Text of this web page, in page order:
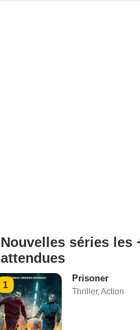
Nouvelles séries les
attendues
1
Prisoner
Thriller,Action